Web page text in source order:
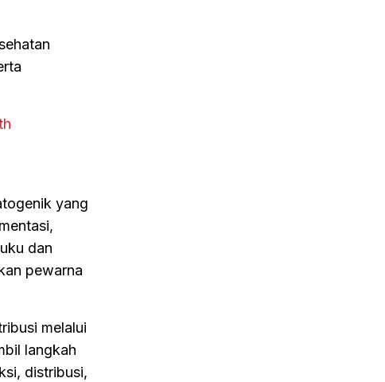
yang
dan
pewarna
melalui
langkah
distribusi,